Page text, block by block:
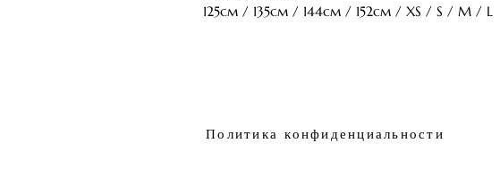
125cm / 135cm / 144cm / 152cm / XS / S / M / L
Политикаконфиденциальности